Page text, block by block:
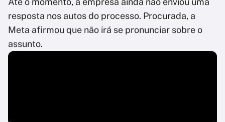
resposta nos autos do processo. Procurada, a
Meta afirmou que não irá se pronunciar sobre o
assunto.